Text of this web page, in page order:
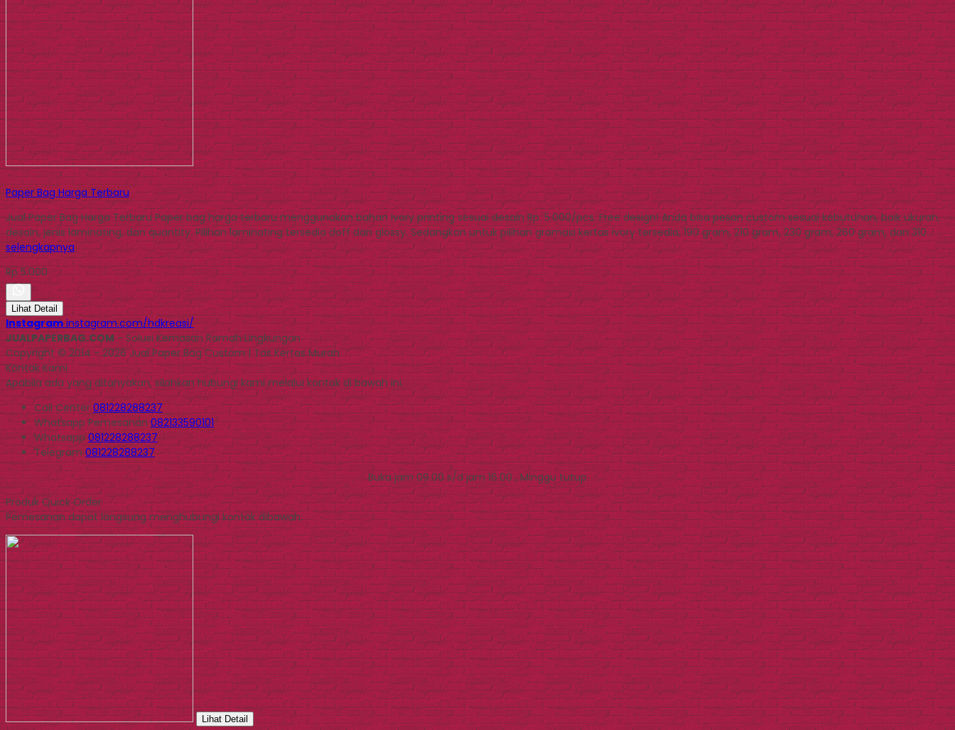
Paper Bag Harga Terbaru
Jual Paper Bag Harga Terbaru Paper bag harga terbaru menggunakan bahan ivory printing sesuai desain Rp. 5.000/pcs. Free design! Anda bisa pesan custom sesuai kebutuhan, baik ukuran,
desain, jenis laminating, dan quantity. Pilihan laminating tersedia doff dan glossy. Sedangkan untuk pilihan gramasi kertas ivory tersedia; 190 gram, 210 gram, 230 gram, 260 gram, dan 310…
selengkapnya
Rp 5.000
Lihat Detail
Instagram instagram.com/hdkreasi/
JUALPAPERBAG.COM- Solusi Kemasan Ramah Lingkungan
Copyright © 2014 - 2026 Jual Paper Bag Custom | Tas Kertas Murah
Kontak Kami
Apabila ada yang ditanyakan, silahkan hubungi kami melalui kontak di bawah ini.
Call Center081228288237
WhatsappPemesanan 082133590101
Whatsapp081228288237
Telegram081228288237
Buka jam 09.00 s/d jam 16.00 , Minggu tutup
Produk Quick Order
Pemesanan dapat langsung menghubungi kontak dibawah:
Lihat Detail